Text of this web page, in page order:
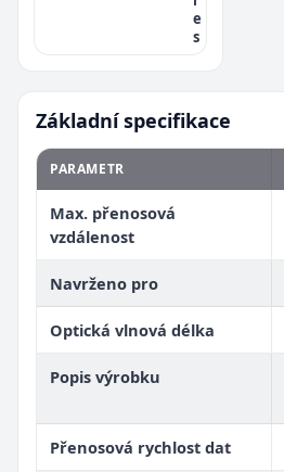
e
s
Základní specifikace
PARAMETR
Max. přenosová
vzdálenost
Navrženo pro
Optická vlnová délka
Popis výrobku
Přenosová rychlost dat